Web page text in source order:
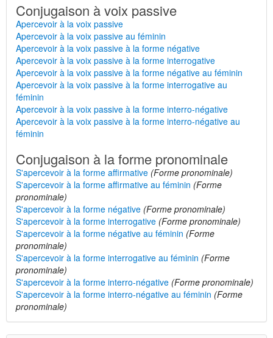
Conjugaison à voix passive
Apercevoir à la voix passive
Apercevoir à la voix passive au féminin
Apercevoir à la voix passive à la forme négative
Apercevoir à la voix passive à la forme interrogative
Apercevoir à la voix passive à la forme négative au féminin
Apercevoir à la voix passive à la forme interrogative au
féminin
Apercevoir à la voix passive à la forme interro-négative
Apercevoir à la voix passive à la forme interro-négative au
féminin
Conjugaison à la forme pronominale
S'apercevoir à la forme affirmative (Forme pronominale)
S'apercevoir à la forme affirmative au féminin (Forme
pronominale)
S'apercevoir à la forme négative (Forme pronominale)
S'apercevoir à la forme interrogative (Forme pronominale)
S'apercevoir à la forme négative au féminin (Forme
pronominale)
S'apercevoir à la forme interrogative au féminin (Forme
pronominale)
S'apercevoir à la forme interro-négative (Forme pronominale)
S'apercevoir à la forme interro-négative au féminin (Forme
pronominale)